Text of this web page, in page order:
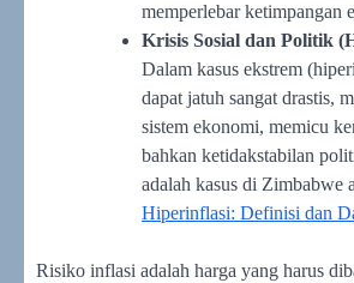
memperlebar ketimpangan
Krisis Sosial dan Politik
Dalam kasus ekstrem
dapat jatuh sangat drastis,
sistem ekonomi, memicu
bahkan ketidakstabilan
adalah kasus di Zimbabwe
Hiperinflasi: Definisi dan
Risiko inflasi adalah harga yang harus